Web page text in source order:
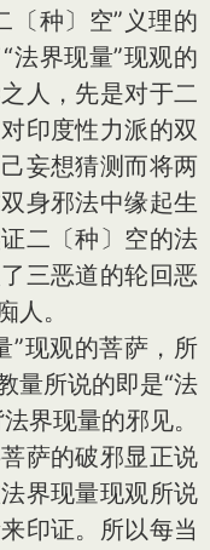
〔种〕空”义理的
法界现量”现观的
人，先是对于二
印度性力派的双
妄想猜测而将两
身邪法中缘起生
二〔种〕空的法
三恶道的轮回恶
人。
”现观的菩萨，所
量所说的即是“法
界现量的邪见。
萨的破邪显正说
界现量现观所说
印证。所以每当